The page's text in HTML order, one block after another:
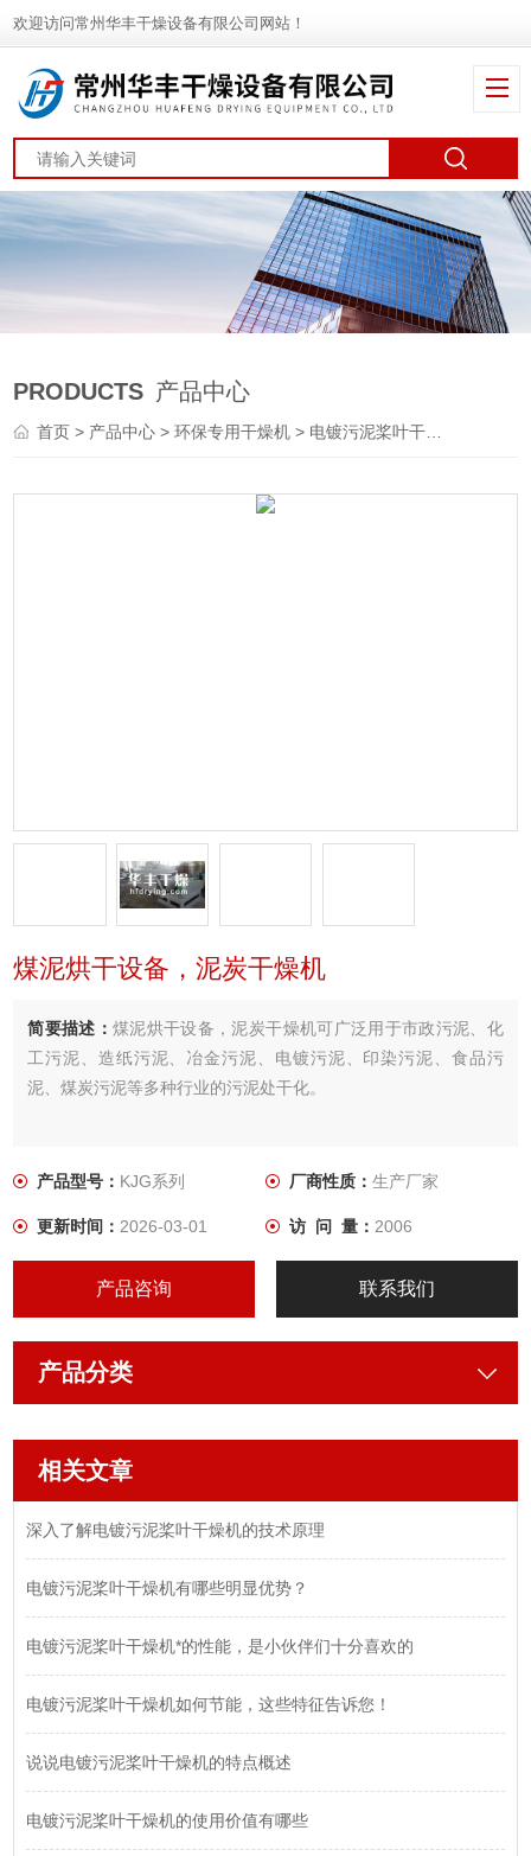
欢迎访问常州华丰干燥设备有限公司网站！
PRODUCTS 产品中心
首页> 产品中心 >环保专用干燥机 > 电镀污泥桨叶干燥机
煤泥烘干设备，泥炭干燥机
简要描述： 煤泥烘干设备，泥炭干燥机可广泛用于市政污泥、化
工污泥、造纸污泥、冶金污泥、电镀污泥、印染污泥、食品污
泥、煤炭污泥等多种行业的污泥处干化。
产品型号： KJG系列 厂商性质： 生产厂家
更新时间：2026-03-01 访 问 量： 2006
产品咨询 联系我们
产品分类
相关文章
深入了解电镀污泥桨叶干燥机的技术原理
电镀污泥桨叶干燥机有哪些明显优势？
电镀污泥桨叶干燥机*的性能，是小伙伴们十分喜欢的
电镀污泥桨叶干燥机如何节能，这些特征告诉您！
说说电镀污泥桨叶干燥机的特点概述
电镀污泥桨叶干燥机的使用价值有哪些